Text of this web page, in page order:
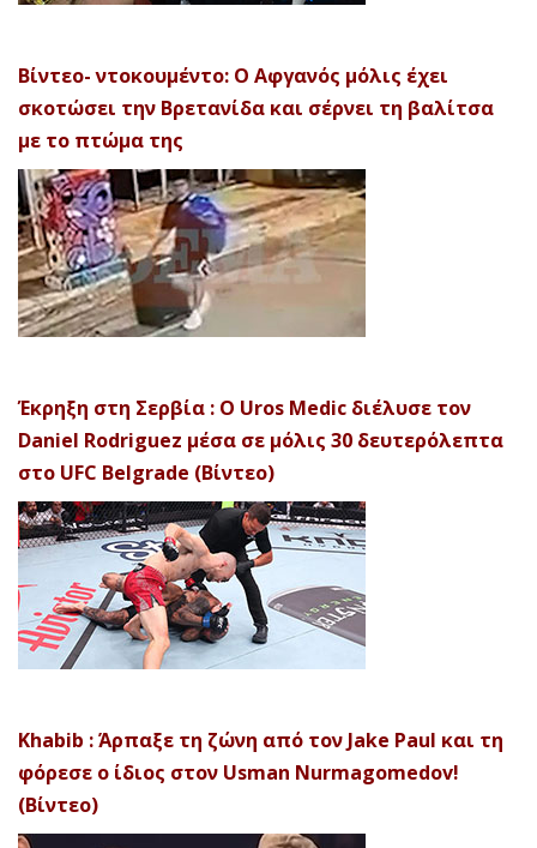
Βίντεο- ντοκουμέντο: Ο Αφγανός μόλις έχει
σκοτώσει την Βρετανίδα και σέρνει τη βαλίτσα
με το πτώμα της
Έκρηξη στη Σερβία : Ο Uros Medic διέλυσε τον
Daniel Rodriguez μέσα σε μόλις 30 δευτερόλεπτα
στο UFC Belgrade (Βίντεο)
Khabib : Άρπαξε τη ζώνη από τον Jake Paul και τη
φόρεσε ο ίδιος στον Usman Nurmagomedov!
(Βίντεο)